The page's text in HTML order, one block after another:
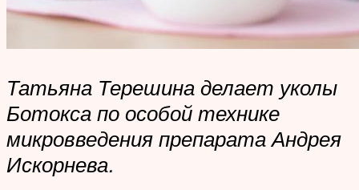
Татьяна Терешина делает уколы
Ботокса по особой технике
микровведения препарата Андрея
Искорнева.